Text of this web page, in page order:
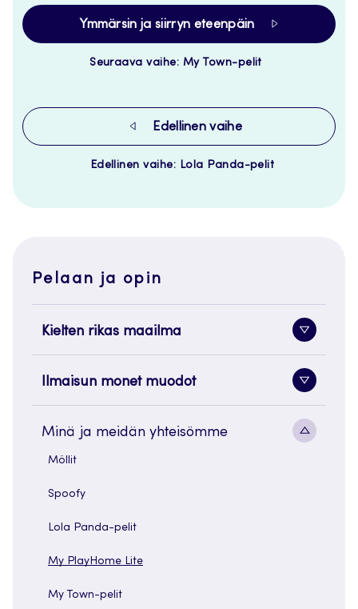
Ymmärsin ja siirryn eteenpäin
Seuraava vaihe: My Town-pelit
Edellinen vaihe
Edellinen vaihe: Lola Panda-pelit
Pelaan ja opin
Kielten rikas maailma
painike
Ilmaisun monet muodot
painike
Minä ja meidän yhteisömme
Möllit
Spoofy
Lola Panda-pelit
My PlayHome Lite
My Town-pelit